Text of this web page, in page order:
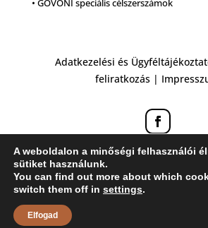
• GOVONI speciális célszerszámok
Adatkezelési és
feliratkozás |
A weboldalon a minőségi felhasználói
sütiket használunk.
You can find out more about which
switch them off in settings.
Elfogad